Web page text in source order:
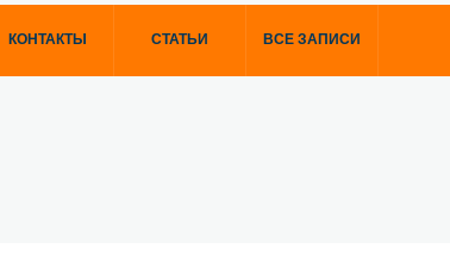
КОНТАКТЫ СТАТЬИ ВСЕ ЗАПИСИ